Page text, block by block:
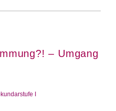
– Umgang
I